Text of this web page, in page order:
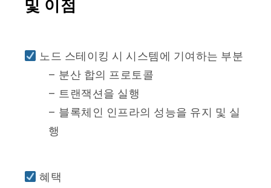
및 이점
노드 스테이킹 시 시스템에 기여하는 부분
– 분산 합의 프로토콜
– 트랜잭션을 실행
– 블록체인 인프라의 성능을 유지 및 실
행
혜택